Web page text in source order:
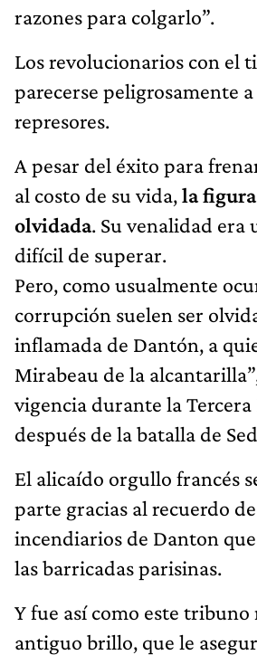
razones para colgarlo”.
Los revolucionarios con el
parecerse peligrosamente
represores.
A pesar del éxito para
al costo de su vida,la
olvidada. Su venalidad era
difícil de superar.
Pero, como usualmente
corrupción suelen ser
inflamada de Dantón, a
Mirabeau de la
vigencia durante la Tercera
después de la batalla de
El alicaído orgullo francés
parte gracias al recuerdo
incendiarios de Danton
las barricadas parisinas.
Y fue así como este tribuno
antiguo brillo, que le